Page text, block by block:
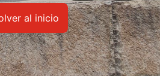
al inicio